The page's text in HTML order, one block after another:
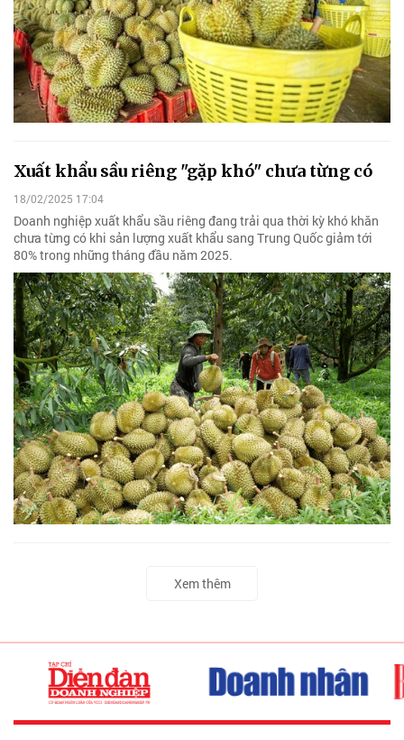
Xuất khẩu sầu riêng "gặp khó" chưa từng có
18/02/2025 17:04
Doanh nghiệp xuất khẩu sầu riêng đang trải qua thời kỳ khó khăn
chưa từng có khi sản lượng xuất khẩu sang Trung Quốc giảm tới
80% trong những tháng đầu năm 2025.
Xem thêm